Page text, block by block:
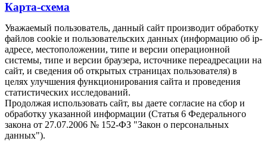
Карта-схема
Уважаемый пользователь, данный сайт производит обработку
файлов cookie и пользовательских данных (информацию об ip-
адресе, местоположении, типе и версии операционной
системы, типе и версии браузера, источнике переадресации на
сайт, и сведения об открытых страницах пользователя) в
целях улучшения функционирования сайта и проведения
статистических исследований.
Продолжая использовать сайт, вы даете согласие на сбор и
обработку указанной информации (Статья 6 Федерального
закона от 27.07.2006 № 152-ФЗ "Закон о персональных
данных").